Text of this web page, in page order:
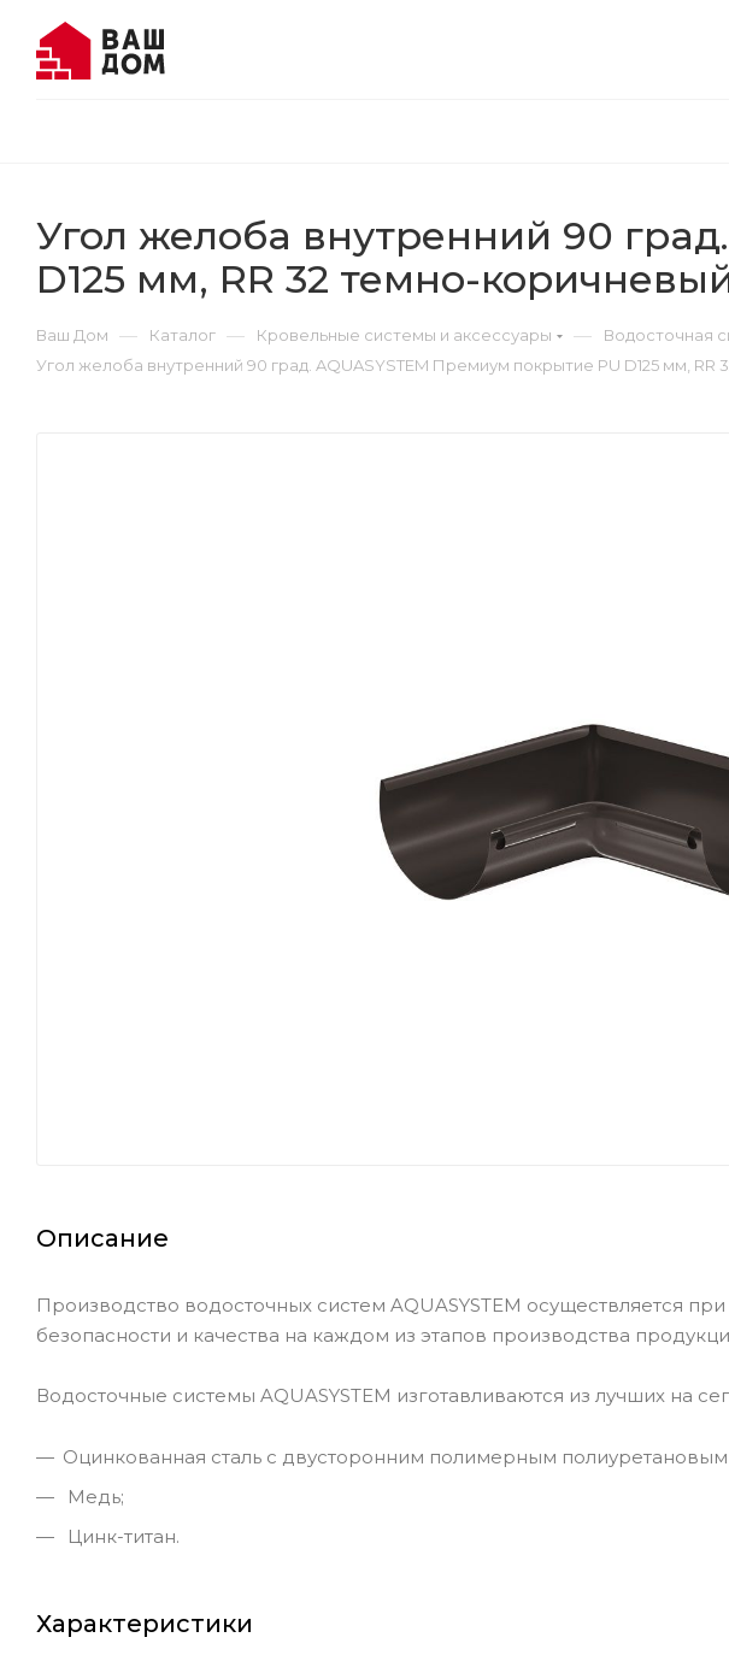
Угол желоба внутренний 90
D125 мм, RR 32 темно-
Ваш Дом — Каталог — Кровельные системы и аксессуары — Водосточная
Угол желоба внутренний 90 град. AQUASYSTEM Премиум покрытие PU D125 мм, RR
Описание
Производство водосточных систем AQUASYSTEM осуществляется
безопасности и качества на каждом из этапов производства
Водосточные системы AQUASYSTEM изготавливаются из лучших на
Оцинкованная сталь с двусторонним полимерным полиуретановым
Медь;
Цинк-титан.
Характеристики